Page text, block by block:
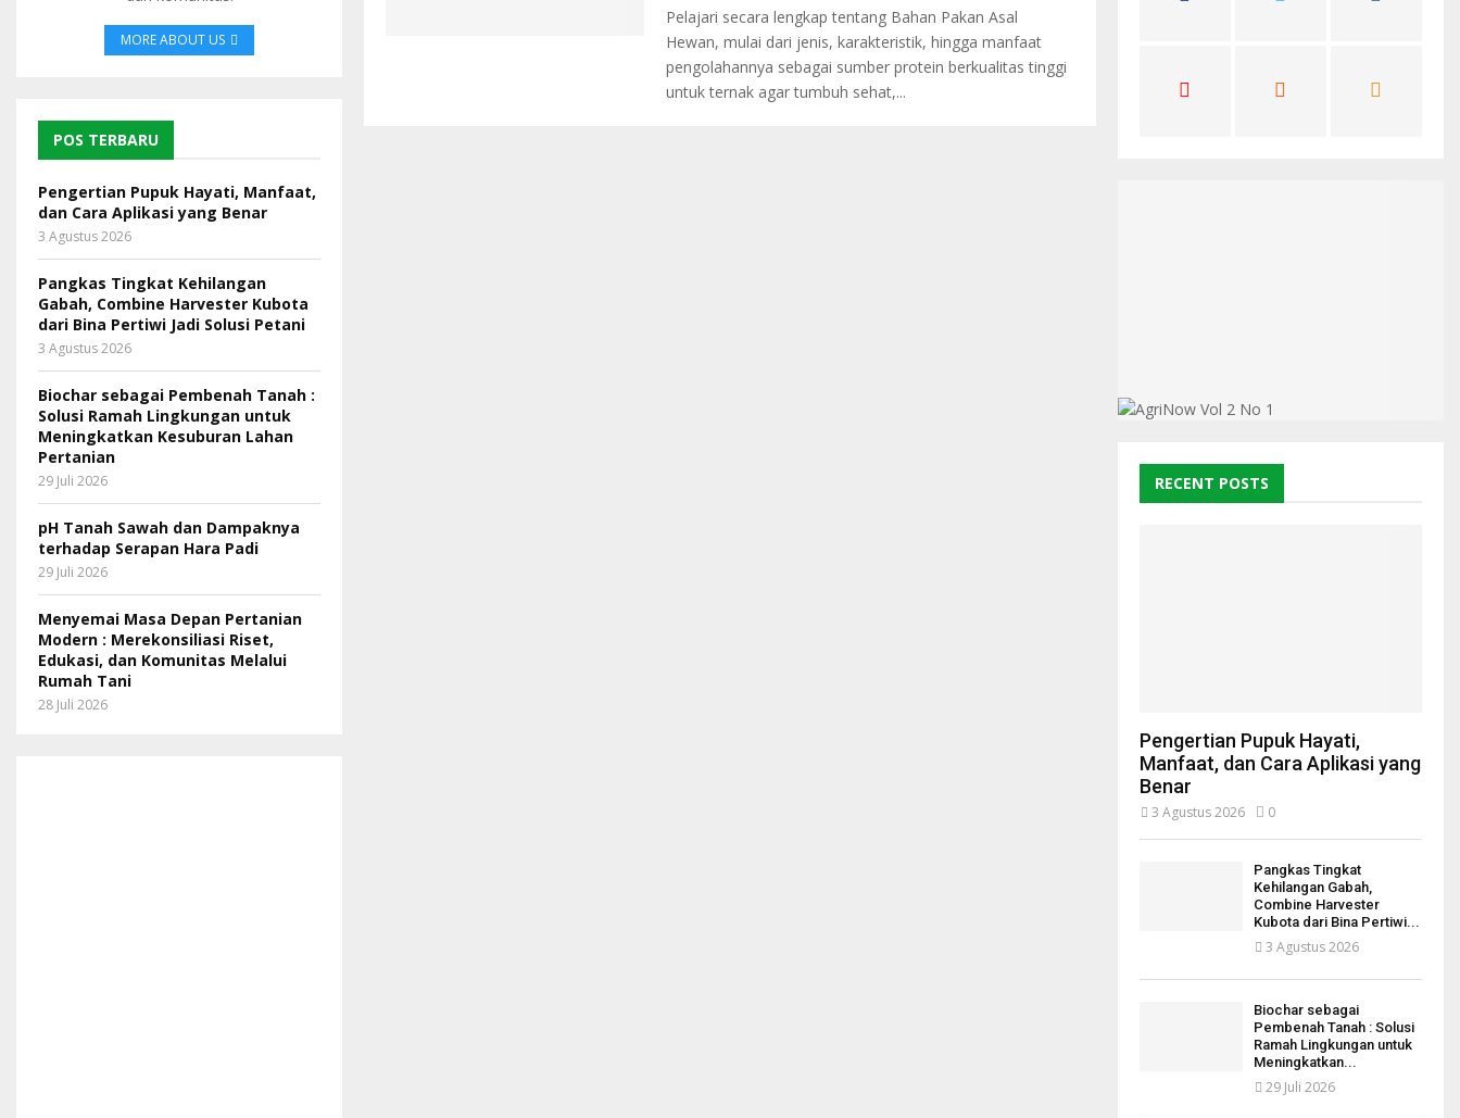
Pelajari secara lengkap tentang Bahan Pakan Asal
Hewan, mulai dari jenis, karakteristik, hingga manfaat
pengolahannya sebagai sumber protein berkualitas tinggi
untuk ternak agar tumbuh sehat,...
MORE ABOUT US
POS TERBARU
Pengertian Pupuk Hayati, Manfaat,
dan Cara Aplikasi yang Benar
3 Agustus 2026
Pangkas Tingkat Kehilangan
Gabah, Combine Harvester Kubota
dari Bina Pertiwi Jadi Solusi Petani
3 Agustus 2026
Biochar sebagai Pembenah Tanah :
Solusi Ramah Lingkungan untuk
Meningkatkan Kesuburan Lahan
Pertanian
29 Juli 2026
pH Tanah Sawah dan Dampaknya
terhadap Serapan Hara Padi
29 Juli 2026
Menyemai Masa Depan Pertanian
Modern : Merekonsiliasi Riset,
Edukasi, dan Komunitas Melalui
Rumah Tani
28 Juli 2026
RECENT POSTS
Pengertian Pupuk Hayati,
Manfaat, dan Cara Aplikasi yang
Benar
3 Agustus 2026 0
Pangkas Tingkat
Kehilangan Gabah,
Combine Harvester
Kubota dari Bina Pertiwi...
3 Agustus 2026
Biochar sebagai
Pembenah Tanah : Solusi
Ramah Lingkungan untuk
Meningkatkan...
29 Juli 2026